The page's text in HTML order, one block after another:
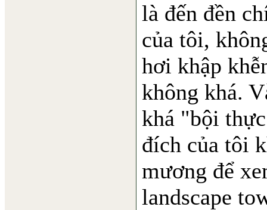
là đến đền
của tôi,
hơi khập
không khá.
khá "bội
đích của tôi
mương để
landscape